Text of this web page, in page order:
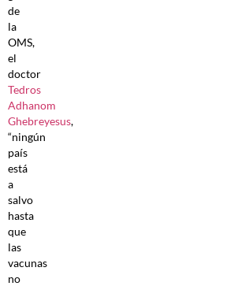
de
la
OMS,
el
doctor
Tedros
Adhanom
Ghebreyesus,
“ningún
país
está
a
salvo
hasta
que
las
vacunas
no